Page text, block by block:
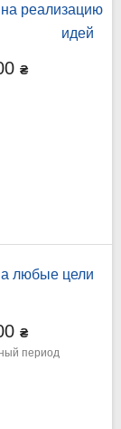
реализацию
идей
₴
любые цели
₴
период